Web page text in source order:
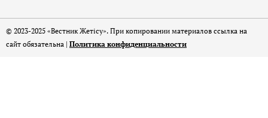
© 2023-2025 «Вестник Жетісу». При копировании материалов ссылка на
сайт обязательна | Политика конфиденциальности